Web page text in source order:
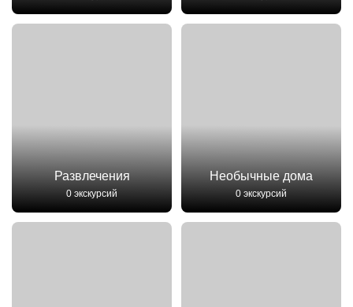
Развлечения
0 экскурсий
Необычные дома
0 экскурсий